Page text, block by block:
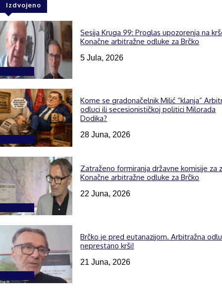
Izdvojeno
Sesija Kruga 99: Proglas upozorenja na
Konačne arbitražne odluke za Brčko
5 Jula, 2026
Kome se gradonačelnik Milić “klanja”
odluci ili secesionističkoj politici Milorada
Dodika?
28 Juna, 2026
Zatraženo formiranja državne komisije za
Konačne arbitražne odluke za Brčko
22 Juna, 2026
Brčko je pred eutanazijom. Arbitražna
neprestano krši!
21 Juna, 2026